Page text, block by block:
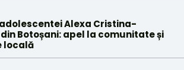
Alexa Cristina-
Botoșani: apel la comunitate și
locală